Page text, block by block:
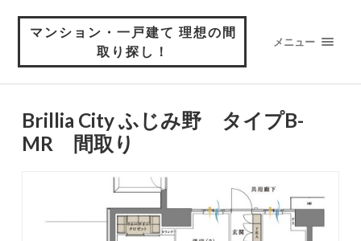
マンション・一戸建て 理想の間
取り探し！
メニュー
Brillia City ふじみ野 タイプB-
MR 間取り